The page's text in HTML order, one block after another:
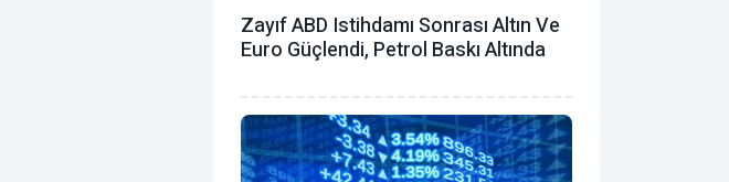
Zayıf ABD Istihdamı Sonrası Altın Ve
Euro Güçlendi, Petrol Baskı Altında